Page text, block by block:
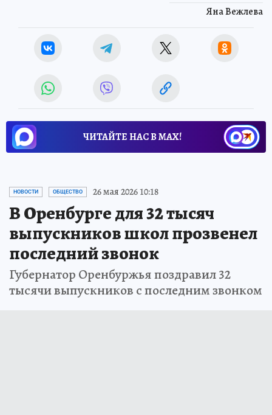
Яна Вежлева
ЧИТАЙТЕ НАС В МАХ!
НОВОСТИ ОБЩЕСТВО 26 мая 2026 10:18
В Оренбурге для 32 тысяч
выпускников школ прозвенел
последний звонок
Губернатор Оренбуржья поздравил 32
тысячи выпускников с последним звонком